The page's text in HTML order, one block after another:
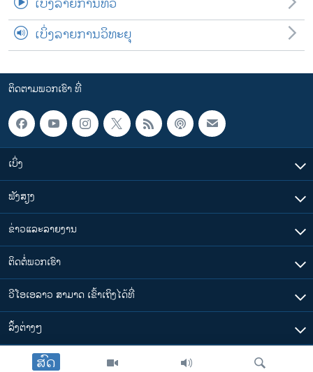
ສົດ
ເບິ່ງລາຍການທີວີ
ເບິ່ງລາຍການວິທະຍຸ
ຕິດຕາມພວກເຮົາ ທີ່
ເບິ່ງ
ຟັງສຽງ
ຂ່າວແລະລາຍງານ
ຕິດຕໍ່ພວກເຮົາ
ວີໂອເອລາວ ສາມາດ ເຂົ້າເຖິງໄດ້ທີ່
​ລິ້ງ​ຕ່າງໆ
ຕາມເວລາໃນລາວ